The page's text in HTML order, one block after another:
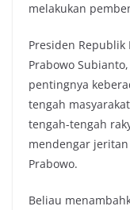
melakukan
Presiden Republik
Prabowo
pentingnya
tengah
tengah-tengah
mendengar
Prabowo.
Beliau